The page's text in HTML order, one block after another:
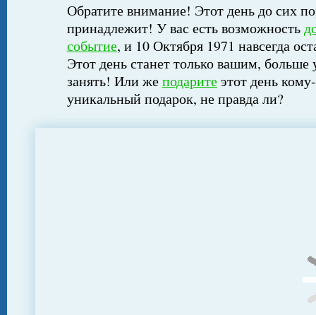
Обратите внимание! Этот день до сих
принадлежит! У вас есть возможность
событие, и 10 Октября 1971 навсегда
Этот день станет только вашим,
занять! Или жеподаритеэтот день
уникальный подарок, не правда ли?